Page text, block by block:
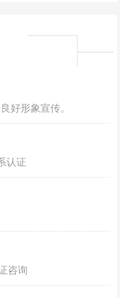
好形象宣传。
认证
咨询